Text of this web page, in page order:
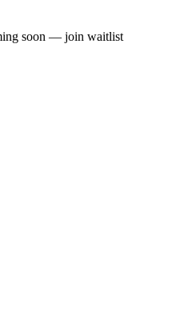
soon — join waitlist